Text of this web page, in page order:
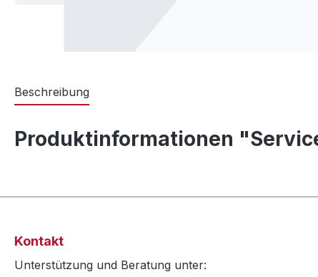
Beschreibung
Produktinformationen
Kontakt
Unterstützung und Beratung unter: